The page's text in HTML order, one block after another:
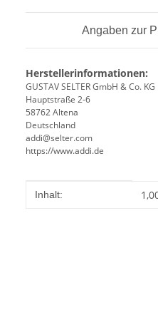
Angaben zur
Herstellerinformationen:
GUSTAV SELTER GmbH & Co. KG
Hauptstraße 2-6
58762 Altena
Deutschland
addi@selter.com
https://www.addi.de
Produkteigenschaft
Wert
Inhalt: